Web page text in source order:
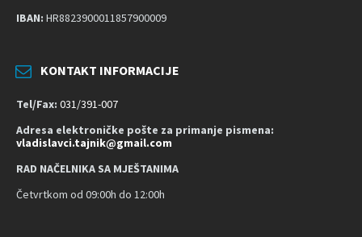
IBAN: HR8823900011857900009
KONTAKT INFORMACIJE
Tel/Fax: 031/391-007
Adresa elektroničke pošte za primanje pismena:
vladislavci.tajnik@gmail.com
RAD NAČELNIKA SA MJEŠTANIMA
Četvrtkom od 09:00h do 12:00h